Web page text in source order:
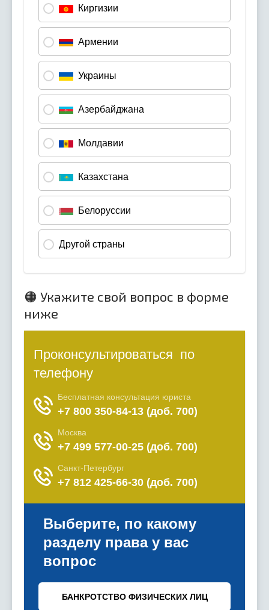
🟠 Укажите свой вопрос в форме
ниже